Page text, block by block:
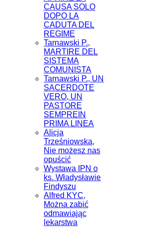
CAUSA SOLO
DOPO LA
CADUTA DEL
REGIME
Tarnawski P.,
MARTIRE DEL
SISTEMA
COMUNISTA
Tarnawski P., UN
SACERDOTE
VERO, UN
PASTORE
SEMPREIN
PRIMA LINEA
Alicja
Trześniowska,
Nie możesz nas
opuścić
Wystawa IPN o
ks. Władysławie
Findyszu
Alfred KYC,
Można zabić
odmawiając
lekarstwa